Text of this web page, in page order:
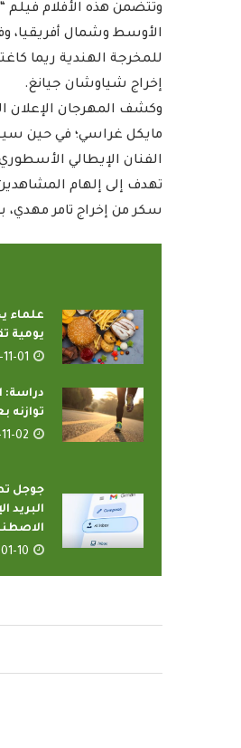
وتتضمن هذه الأفلام
الأوسط وشمال أفريقيا،
للمخرجة الهندية ريما
إخراج شياوشان جيانغ.
وكشف المهرجان الإعلان
مايكل غراسي؛ في حين
الفنان الإيطالي
تهدف إلى إلهام
سكر من إخراج تامر مهدي،
علماء
يومية
01
دراسة:
توازنه
02
البريد
10
بإذاعات وتليفزيونات
الإسلامي بمدينة الإنتاج...